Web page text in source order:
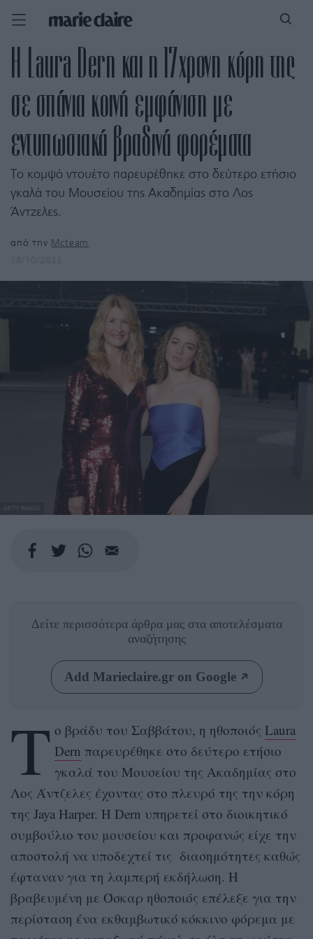
Η Laura Dern και η 17χρονη κόρη της
σε σπάνια κοινή εμφάνιση με
εντυπωσιακά βραδινά φορέματα
Το κομψό ντουέτο παρευρέθηκε στο δεύτερο ετήσιο
γκαλά του Μουσείου της Ακαδημίας στο Λος
Άντζελες.
από την Mcteam
GETTY IMAGES
Δείτε περισσότερα άρθρα μας στα αποτελέσματα
αναζήτησης
Add Marieclaire.gr on Google
Τ ο βράδυ του Σαββάτου, η ηθοποιός Laura
Dern παρευρέθηκε στο δεύτερο ετήσιο
γκαλά του Μουσείου της Ακαδημίας στο
Λος Άντζελες έχοντας στο πλευρό της την κόρη
της Jaya Harper. H Dern υπηρετεί στο διοικητικό
συμβούλιο του μουσείου και προφανώς είχε την
αποστολή να υποδεχτεί τις διασημότητες καθώς
έφταναν για τη λαμπερή εκδήλωση. Η
βραβευμένη με Όσκαρ ηθοποιός επέλεξε για την
περίσταση ένα εκθαμβωτικό κόκκινο φόρεμα με